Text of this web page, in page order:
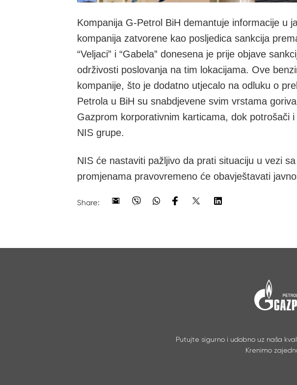
Kompanija G-Petrol BiH demantuje informacije u
kompanija zatvorene kao posljedica sankcija
“Veljaci” i “Gabela” donesena je prije objave
održivosti poslovanja na tim lokacijama. Ove
kompanije, što je dodatno utjecalo na odluku o
Petrola u BiH su snabdjevene svim vrstama
Gazprom korporativnim karticama, dok potrošači
NIS grupe.
NIS će nastaviti pažljivo da prati situaciju u vezi
promjenama pravovremeno će obavještavati
Share:
Putujte sigurno i udobno uz naša
Krenimo